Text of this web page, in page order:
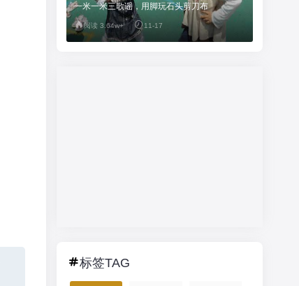
一米一米三歌谣，用脚玩石头剪刀布
阅读 3.64w+ 11-17
标签TAG